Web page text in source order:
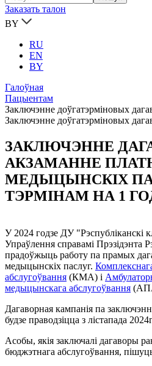
Заказать талон
BY
RU
EN
BY
Галоўная
Пацыентам
Заключэнне доўгатэрміновых
Заключэнне доўгатэрміновых
ЗАКЛЮЧЭННЕ
АКЗАМАННЕ
МЕДЫЦЫНСКІХ
ТЭРМІНАМ НА 1
У 2024 годзе ДУ "Рэспубліканскі
Упраўлення справамі Прэзідэнта
прадоўжыць работу па прамых
медыцынскіх паслуг.
абслугоўвання (КМА) i
медыцынскага абслугоўвання
Дагаворная кампанія па
будзе праводзіцца з лістапада
Асобы, якія заключалі дагаворы
бюджэтнага абслугоўвання,